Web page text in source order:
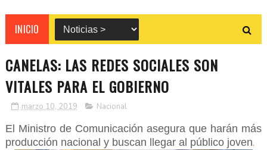
INICIO
CANELAS: LAS REDES SOCIALES SON
VITALES PARA EL GOBIERNO
marzo 10, 2019 Nacional
El Ministro de Comunicación asegura que harán más
producción nacional y buscan llegar al público joven.